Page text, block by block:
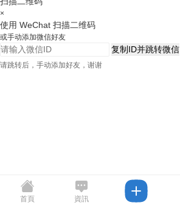
×
使用 WeChat 扫描二维码
或手动添加微信好友
复制ID并跳转微信
请跳转后，手动添加好友，谢谢
首頁 資訊